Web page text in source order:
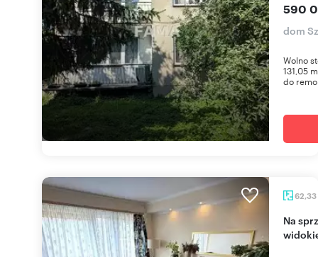
590
dom
Wolno
131,05
do
62,33
Na sprzedaż przestronne 62 m² mieszkanie z